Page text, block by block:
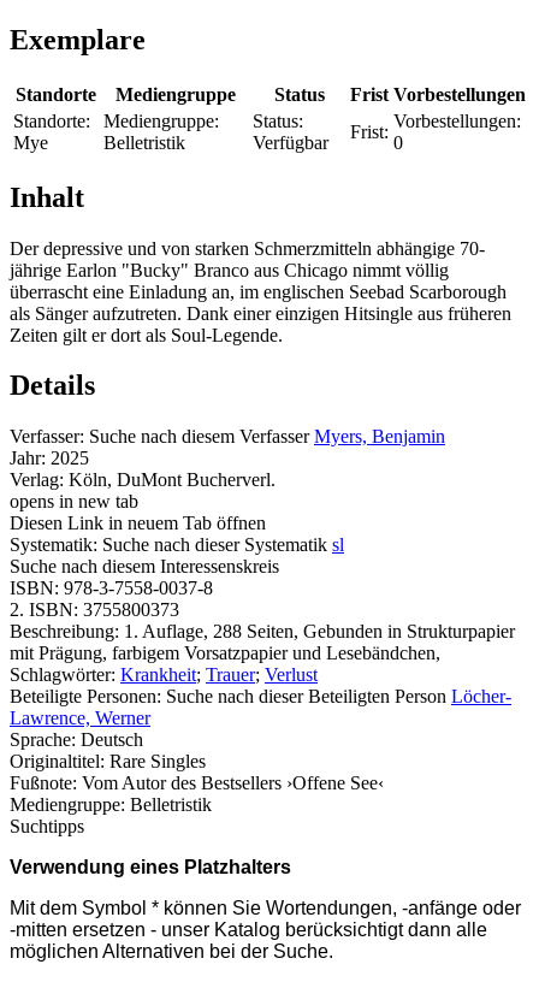
Exemplare
Standorte Mediengruppe Status Frist Vorbestellungen
Standorte:
Mye
Mediengruppe:
Belletristik
Status:
Verfügbar
Frist:
Vorbestellungen:
0
Inhalt
Der depressive und von starken Schmerzmitteln abhängige 70-
jährige Earlon "Bucky" Branco aus Chicago nimmt völlig
überrascht eine Einladung an, im englischen Seebad Scarborough
als Sänger aufzutreten. Dank einer einzigen Hitsingle aus früheren
Zeiten gilt er dort als Soul-Legende.
Details
Verfasser: Suche nach diesem Verfasser Myers, Benjamin
Jahr: 2025
Verlag: Köln, DuMont Bucherverl.
opens in new tab
Diesen Link in neuem Tab öffnen
Systematik: Suche nach dieser Systematik sl
Suche nach diesem Interessenskreis
ISBN: 978-3-7558-0037-8
2. ISBN: 3755800373
Beschreibung: 1. Auflage, 288 Seiten, Gebunden in Strukturpapier
mit Prägung, farbigem Vorsatzpapier und Lesebändchen,
Schlagwörter: Krankheit; Trauer; Verlust
Beteiligte Personen: Suche nach dieser Beteiligten Person Löcher-
Lawrence, Werner
Sprache: Deutsch
Originaltitel: Rare Singles
Fußnote: Vom Autor des Bestsellers ›Offene See‹
Mediengruppe: Belletristik
Suchtipps
Verwendung eines Platzhalters
Mit dem Symbol * können Sie Wortendungen, -anfänge oder
-mitten ersetzen - unser Katalog berücksichtigt dann alle
möglichen Alternativen bei der Suche.